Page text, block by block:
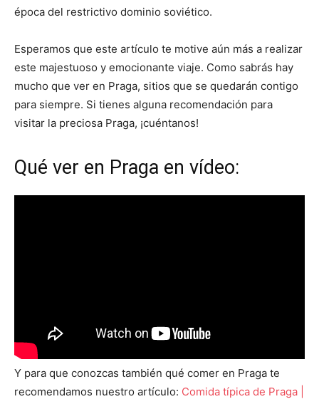
época del restrictivo dominio soviético.
Esperamos que este artículo te motive aún más a realizar
este majestuoso y emocionante viaje. Como sabrás hay
mucho que ver en Praga, sitios que se quedarán contigo
para siempre. Si tienes alguna recomendación para
visitar la preciosa Praga, ¡cuéntanos!
Qué ver en Praga en vídeo:
Y para que conozcas también qué comer en Praga te
recomendamos nuestro artículo: Comida típica de Praga |